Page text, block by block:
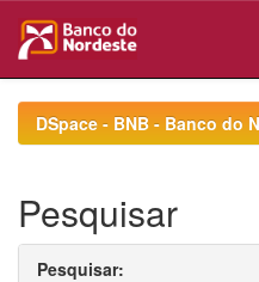
navigationDSpace - BNB - Banco do
Pesquisar
Pesquisar: